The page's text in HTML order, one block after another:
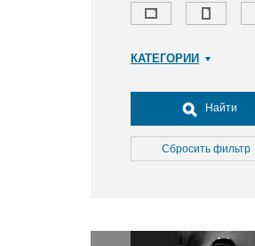
КАТЕГОРИИ
Досуг, туризм и отдых
Культура
Медицина
Окружающая среда
Найти
Сбросить фильтр